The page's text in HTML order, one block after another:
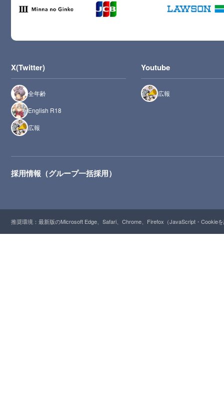
X(Twitter)
全年齢
English R18
広報
Youtube
広報
採用情報（グループ一括採用）
推奨環境：最新版のMicrosoft Edge、Safari、Chrome、Firefox（JavaScript・Cookie